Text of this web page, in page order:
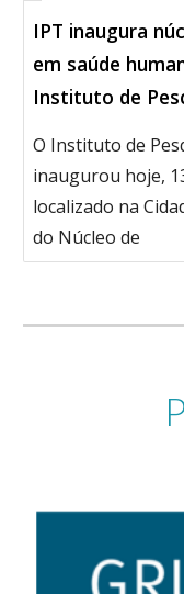
IPT inaugura
em saúde
Instituto de
O Instituto de
inaugurou hoje,
localizado na
do Núcleo de